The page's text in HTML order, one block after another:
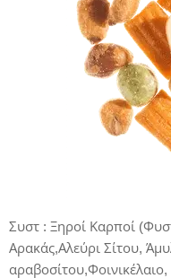
Συστ : Ξηροί Καρποί
Αρακάς,Αλεύρι Σίτου,